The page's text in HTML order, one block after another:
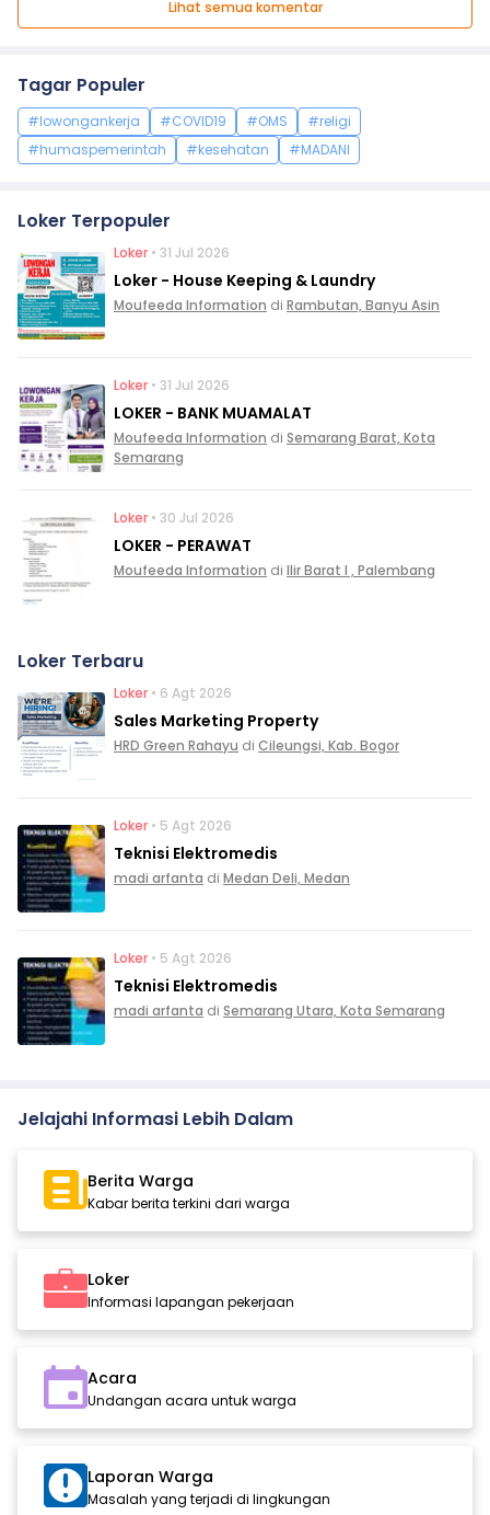
Lihat semua komentar
Tagar Populer
#lowongankerja #COVID19 #OMS
#religi
#humaspemerintah
#kesehatan #MADANI
Loker Terpopuler
Loker • 31 Jul 2026
Loker - House Keeping & Laundry
Moufeeda Information di Rambutan, Banyu Asin
Loker • 31 Jul 2026
LOKER - BANK MUAMALAT
Moufeeda Information di Semarang Barat, Kota
Semarang
Loker • 30 Jul 2026
LOKER - PERAWAT
Moufeeda Information di Ilir Barat I , Palembang
Loker Terbaru
Loker • 6 Agt 2026
Sales Marketing Property
HRD Green Rahayu di Cileungsi, Kab. Bogor
Loker • 5 Agt 2026
Teknisi Elektromedis
madi arfanta di Medan Deli, Medan
Loker • 5 Agt 2026
Teknisi Elektromedis
madi arfanta di Semarang Utara, Kota Semarang
Jelajahi Informasi Lebih Dalam
Berita Warga
Kabar berita terkini dari warga
Loker
Informasi lapangan pekerjaan
Acara
Undangan acara untuk warga
Laporan Warga
Masalah yang terjadi di lingkungan